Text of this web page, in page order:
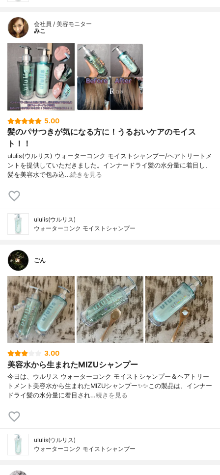
会社員 / 美容モニター
みこ
5.00
髪のパサつきが気になる方に！うるおいケアのモイス
ト！！
ululis(ウルリス) ウォーターコンク モイストシャンプー/ヘアトリートメ
ントを提供していただきました。インナードライ髪の水分量に着目し、
髪を美容水で包み込…続きを見る
ululis(ウルリス)
ウォーターコンク モイストシャンプー
ごん
3.00
美容水から生まれたMIZUシャンプー
今日は、ウルリス ウォーターコンク モイストシャンプー＆ヘアトリー
トメント美容水から生まれたMIZUシャンプー✨✨この製品は、インナー
ドライ髪の水分量に着目され…続きを見る
ululis(ウルリス)
ウォーターコンク モイストシャンプー